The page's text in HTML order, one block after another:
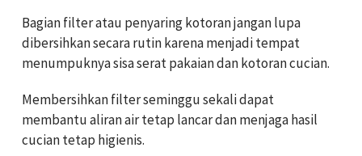
Bagian filter atau penyaring kotoran jangan lupa
dibersihkan secara rutin karena menjadi tempat
menumpuknya sisa serat pakaian dan kotoran cucian.
Membersihkan filter seminggu sekali dapat
membantu aliran air tetap lancar dan menjaga hasil
cucian tetap higienis.